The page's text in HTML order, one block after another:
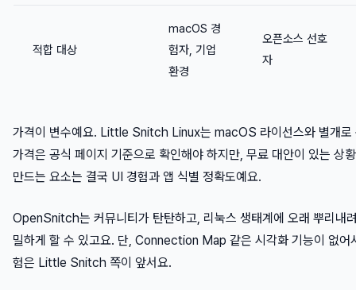
적합 대상
macOS 경
험자, 기업
환경
오픈소스 선호
자
가격이 변수예요. Little Snitch Linux는 macOS 라이선스와 별개로
가격은 공식 페이지 기준으로 확인해야 하지만, 무료 대안이 있는 상
만드는 요소는 결국 UI 경험과 앱 식별 정확도예요.
OpenSnitch는 커뮤니티가 탄탄하고, 리눅스 생태계에 오래 뿌리내
밀하게 할 수 있고요. 단, Connection Map 같은 시각화 기능이 없어
험은 Little Snitch 쪽이 앞서요.